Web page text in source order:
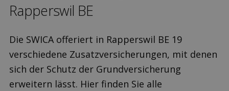
Rapperswil BE
Die SWICA offeriert in Rapperswil BE 19
verschiedene Zusatzversicherungen, mit denen
sich der Schutz der Grundversicherung
erweitern lässt. Hier finden Sie alle